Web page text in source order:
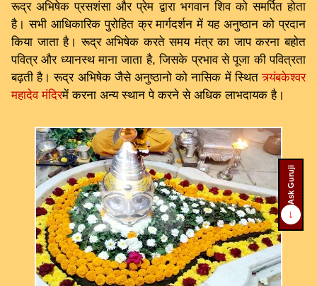
रूद्र अभिषेक प्रसशंसा और प्रेम द्वारा भगवान शिव को समर्पित होता
है। सभी आधिकारिक पुरोहित क्र मार्गदर्शन में यह अनुष्ठान को प्रदान
किया जाता है। रूद्र अभिषेक करते समय मंत्र का जाप करना बहोत
पवित्र और ध्यानस्थ माना जाता है, जिसके प्रभाव से पूजा की पवित्रता
बढ़ती है। रूद्र अभिषेक जैसे अनुष्ठानो को नासिक में स्थितत्र्यंबकेश्वर
महादेव मंदिरमें करना अन्य स्थान पे करने से अधिक लाभदायक है।
↓
Ask Guruji